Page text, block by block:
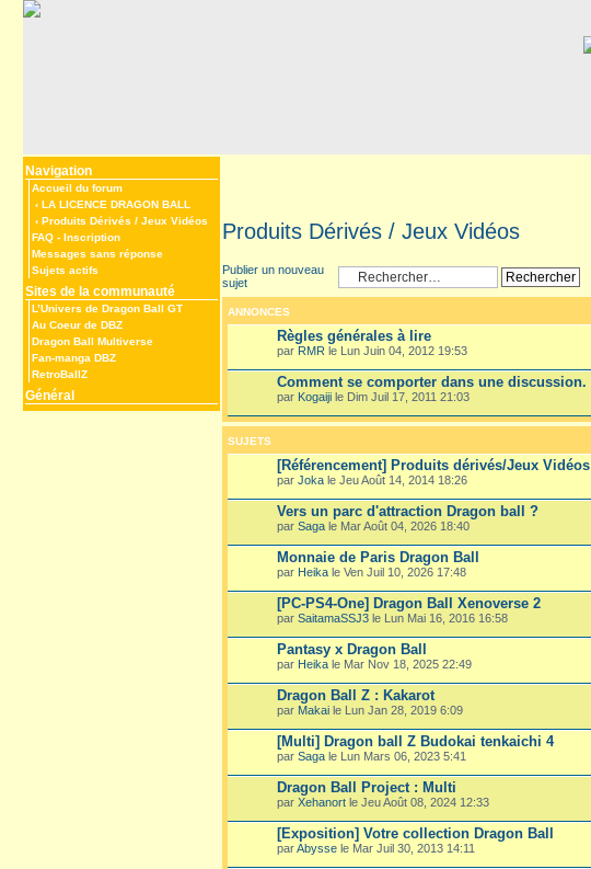
Navigation
Accueil du forum
‹ LA LICENCE DRAGON BALL
‹ Produits Dérivés / Jeux Vidéos
FAQ - Inscription
Messages sans réponse
Sujets actifs
Sites de la communauté
L’Univers de Dragon Ball GT
Au Coeur de DBZ
Dragon Ball Multiverse
Fan-manga DBZ
RetroBallZ
Général
Produits Dérivés / Jeux Vidéos
Publier un nouveau
sujet
ANNONCES
Règles générales à lire
par RMR le Lun Juin 04, 2012 19:53
Comment se comporter dans une discussion.
par Kogaiji le Dim Juil 17, 2011 21:03
SUJETS
[Référencement] Produits dérivés/Jeux Vidéos
par Joka le Jeu Août 14, 2014 18:26
Vers un parc d'attraction Dragon ball ?
par Saga le Mar Août 04, 2026 18:40
Monnaie de Paris Dragon Ball
par Heika le Ven Juil 10, 2026 17:48
[PC-PS4-One] Dragon Ball Xenoverse 2
par SaitamaSSJ3 le Lun Mai 16, 2016 16:58
Pantasy x Dragon Ball
par Heika le Mar Nov 18, 2025 22:49
Dragon Ball Z : Kakarot
par Makai le Lun Jan 28, 2019 6:09
[Multi] Dragon ball Z Budokai tenkaichi 4
par Saga le Lun Mars 06, 2023 5:41
Dragon Ball Project : Multi
par Xehanort le Jeu Août 08, 2024 12:33
[Exposition] Votre collection Dragon Ball
parAbysse le Mar Juil 30, 2013 14:11